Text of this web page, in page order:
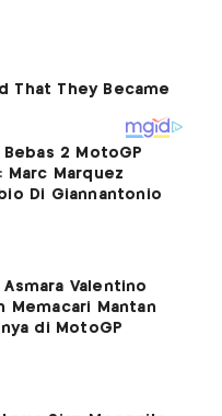
Bebas 2 MotoGP
Marc Marquez
Di Giannantonio
Asmara Valentino
Memacari Mantan
di MotoGP